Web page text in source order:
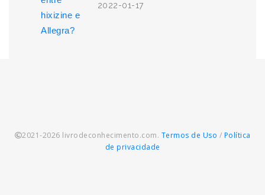
2022-01-17
2021-2026 livrodeconhecimento.com. Termos de Uso / Política
de privacidade